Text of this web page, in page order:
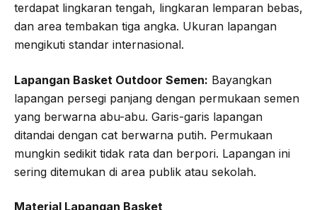
terdapat lingkaran tengah, lingkaran lemparan bebas,
dan area tembakan tiga angka. Ukuran lapangan
mengikuti standar internasional.
Lapangan Basket Outdoor Semen: Bayangkan
lapangan persegi panjang dengan permukaan semen
yang berwarna abu-abu. Garis-garis lapangan
ditandai dengan cat berwarna putih. Permukaan
mungkin sedikit tidak rata dan berpori. Lapangan ini
sering ditemukan di area publik atau sekolah.
Material Lapangan Basket